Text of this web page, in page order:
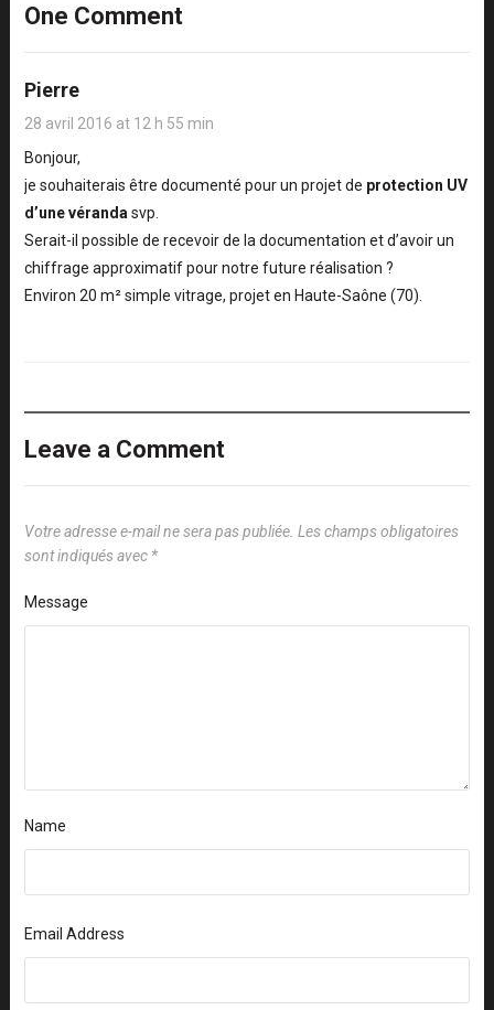
One Comment
Pierre
28 avril 2016 at 12 h 55 min
Bonjour,
je souhaiterais être documenté pour un projet de protection UV
d’une véranda svp.
Serait-il possible de recevoir de la documentation et d’avoir un
chiffrage approximatif pour notre future réalisation ?
Environ 20 m² simple vitrage, projet en Haute-Saône (70).
Leave a Comment
Votre adresse e-mail ne sera pas publiée. Les champs obligatoires
sont indiqués avec *
Message
Name
Email Address